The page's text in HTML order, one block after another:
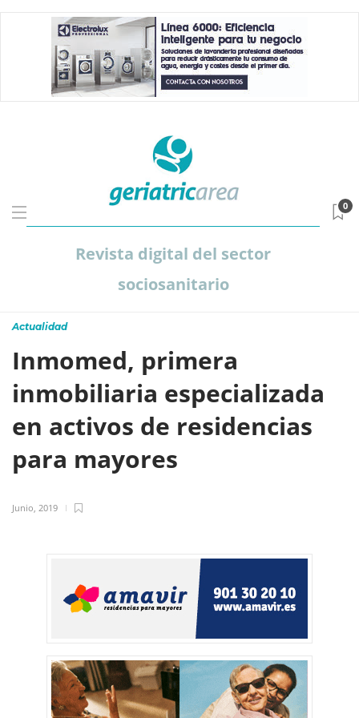
Revista digital del sector
sociosanitario
0
Actualidad
Inmomed, primera
inmobiliaria especializada
en activos de residencias
para mayores
Junio, 2019